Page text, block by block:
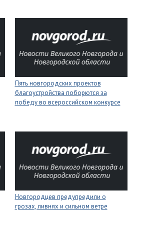
Пять новгородских проектов
благоустройства поборются за
победу во всероссийском конкурсе
Новгородцев предупредили о
грозах, ливнях и сильном ветре